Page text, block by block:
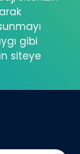
gibi
siteye